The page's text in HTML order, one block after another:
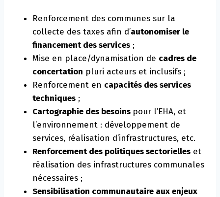
Renforcement des communes sur la
collecte des taxes afin d’autonomiser le
financement des services ;
Mise en place/dynamisation de cadres de
concertation pluri acteurs et inclusifs ;
Renforcement en capacités des services
techniques ;
Cartographie des besoins pour l’EHA, et
l’environnement : développement de
services, réalisation d’infrastructures, etc.
Renforcement des politiques sectorielles et
réalisation des infrastructures communales
nécessaires ;
Sensibilisation communautaire aux enjeux